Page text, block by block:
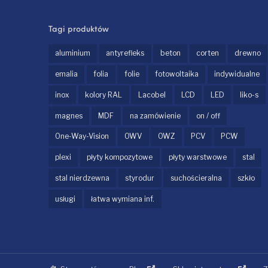
Tagi produktów
aluminium antyrefleks beton corten drewno
emalia folia folie fotowoltaika indywidualne
inox kolory RAL Lacobel LCD LED liko-s
magnes MDF na zamówienie on / off
One-Way-Vision OWV OWZ PCV PCW
plexi płyty kompozytowe płyty warstwowe stal
stal nierdzewna styrodur suchościeralna szkło
usługi łatwa wymiana inf.